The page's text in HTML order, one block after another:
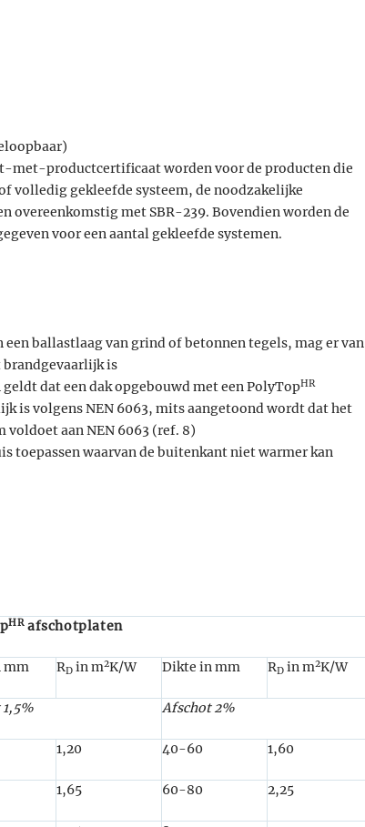
met-productcertificaat worden voor de producten die
volledig gekleefde systeem, de noodzakelijke
overeenkomstig met SBR-239. Bovendien worden de
voor een aantal gekleefde systemen.
ballastlaag van grind of betonnen tegels, mag er van
brandgevaarlijk is
dat een dak opgebouwd met een PolyTopHR
is volgens NEN 6063, mits aangetoond wordt dat het
voldoet aan NEN 6063 (ref. 8)
toepassen waarvan de buitenkant niet warmer kan
HRafschotplaten
mm RD in m2K/W Dikte in mm RD in m2K/W
Afschot 2%
1,20 40-60 1,60
1,65 60-80 2,25